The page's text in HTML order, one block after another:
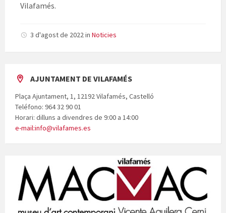
Vilafamés.
3 d'agost de 2022in Noticies
AJUNTAMENT DE VILAFAMÉS
Plaça Ajuntament, 1, 12192 Vilafamés, Castelló
Teléfono: 964 32 90 01
Horari: dilluns a divendres de 9:00 a 14:00
e-mail:info@vilafames.es